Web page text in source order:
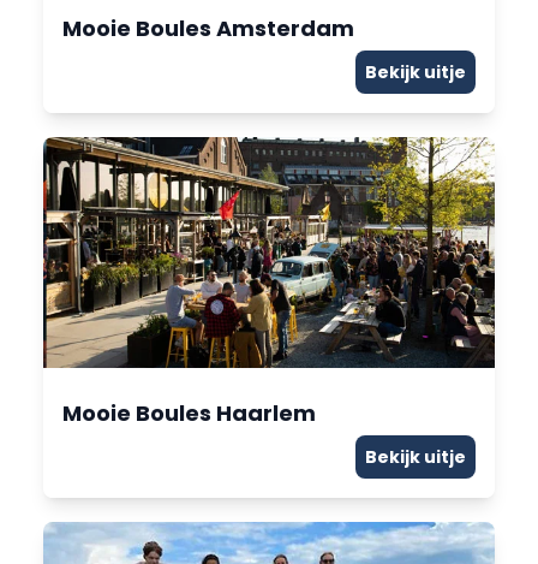
Mooie Boules Amsterdam
Bekijk uitje
Mooie Boules Haarlem
Bekijk uitje